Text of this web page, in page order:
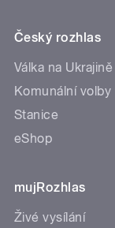
Český rozhlas
Válka na Ukrajině
Komunální volby
Stanice
eShop
mujRozhlas
Živé vysílání